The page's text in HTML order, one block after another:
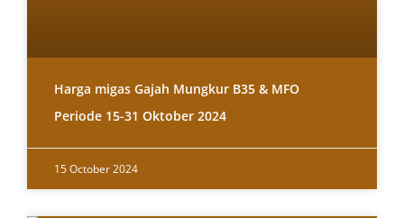
Harga migas Gajah Mungkur B35 & MFO
Periode 15-31 Oktober 2024
15 October 2024